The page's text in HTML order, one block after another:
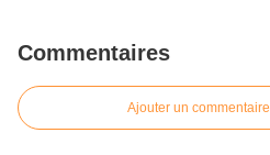
Commentaires
Ajouter un commentaire